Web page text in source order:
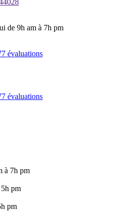
de 9h am à 7h pm
évaluations
évaluations
à 7h pm
pm
pm